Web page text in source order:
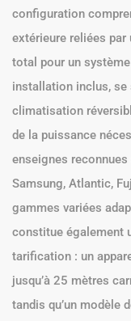
configuration
extérieure reliées
total pour un
installation inclus,
climatisation
de la puissance
enseignes
Samsung, Atlantic,
gammes variées
constitue également
tarification : un
jusqu’à 25 mètres
tandis qu’un modèle